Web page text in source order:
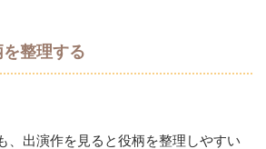
整理する
、出演作を見ると役柄を整理しやすい